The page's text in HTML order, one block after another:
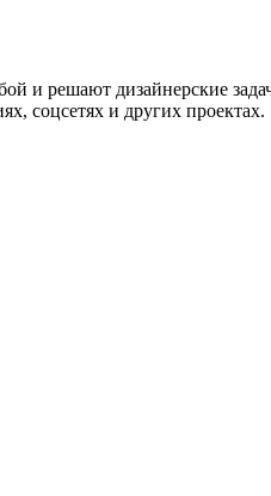
и решают дизайнерские
соцсетях и других проектах.